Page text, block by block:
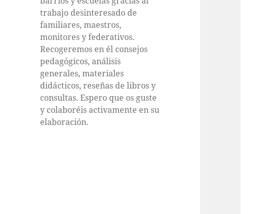
trabajo desinteresado de
familiares, maestros,
monitores y federativos.
Recogeremos en él consejos
pedagógicos, análisis
generales, materiales
didácticos, reseñas de libros y
consultas. Espero que os guste
y colaboréis activamente en su
elaboración.